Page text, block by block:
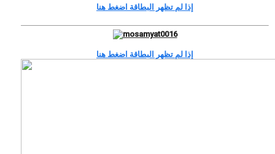
إذا لم تظهر البطاقة اضغط هنا
إذا لم تظهر البطاقة اضغط هنا